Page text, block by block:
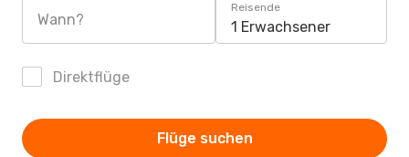
Wann?
Reisende
1 Erwachsener
Direktflüge
Flüge suchen